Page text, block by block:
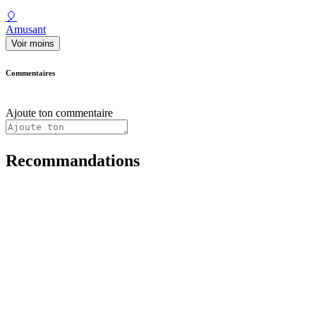
🎈
Amusant
Voir moins
Commentaires
Ajoute ton commentaire
Recommandations